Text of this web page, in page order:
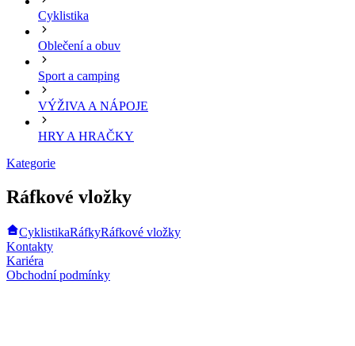
Cyklistika
Oblečení a obuv
Sport a camping
VÝŽIVA A NÁPOJE
HRY A HRAČKY
Kategorie
Ráfkové vložky
CyklistikaRáfkyRáfkové vložky
Kontakty
Kariéra
Obchodní podmínky